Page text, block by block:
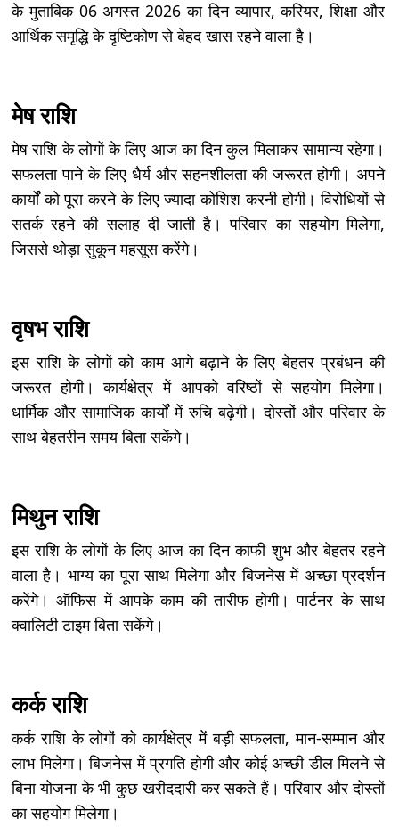
के मुताबिक 06 अगस्त 2026 का दिन व्यापार, करियर, शिक्षा और
आर्थिक समृद्धि के दृष्टिकोण से बेहद खास रहने वाला है।
मेष राशि
मेष राशि के लोगों के लिए आज का दिन कुल मिलाकर सामान्य रहेगा।
सफलता पाने के लिए धैर्य और सहनशीलता की जरूरत होगी। अपने
कार्यों को पूरा करने के लिए ज्यादा कोशिश करनी होगी। विरोधियों से
सतर्क रहने की सलाह दी जाती है। परिवार का सहयोग मिलेगा,
जिससे थोड़ा सुकून महसूस करेंगे।
वृषभ राशि
इस राशि के लोगों को काम आगे बढ़ाने के लिए बेहतर प्रबंधन की
जरूरत होगी। कार्यक्षेत्र में आपको वरिष्ठों से सहयोग मिलेगा।
धार्मिक और सामाजिक कार्यों में रुचि बढ़ेगी। दोस्तों और परिवार के
साथ बेहतरीन समय बिता सकेंगे।
मिथुन राशि
इस राशि के लोगों के लिए आज का दिन काफी शुभ और बेहतर रहने
वाला है। भाग्य का पूरा साथ मिलेगा और बिजनेस में अच्छा प्रदर्शन
करेंगे। ऑफिस में आपके काम की तारीफ होगी। पार्टनर के साथ
क्वालिटी टाइम बिता सकेंगे।
कर्क राशि
कर्क राशि के लोगों को कार्यक्षेत्र में बड़ी सफलता, मान-सम्मान और
लाभ मिलेगा। बिजनेस में प्रगति होगी और कोई अच्छी डील मिलने से
बिना योजना के भी कुछ खरीददारी कर सकते हैं। परिवार और दोस्तों
का सहयोग मिलेगा।